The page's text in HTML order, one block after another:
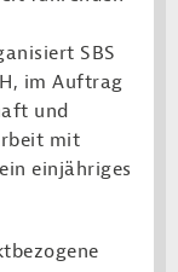
SBS
im Auftrag
und
mit
einjähriges